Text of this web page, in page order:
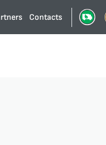
Contacts